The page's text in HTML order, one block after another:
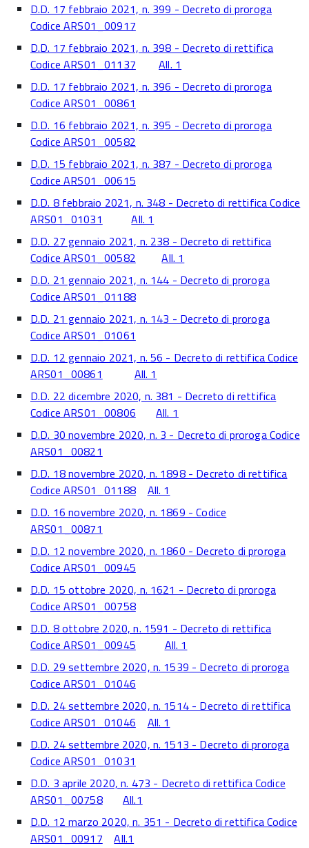
D.D. 17 febbraio 2021, n. 399 - Decreto di proroga
Codice ARS01_00917
D.D. 17 febbraio 2021, n. 398 - Decreto di rettifica
Codice ARS01_01137
All. 1
D.D. 17 febbraio 2021, n. 396 - Decreto di proroga
Codice ARS01_00861
D.D. 16 febbraio 2021, n. 395 - Decreto di proroga
Codice ARS01_00582
D.D. 15 febbraio 2021, n. 387 - Decreto di proroga
Codice ARS01_00615
D.D. 8 febbraio 2021, n. 348 - Decreto di rettifica Codice
ARS01_01031
All. 1
D.D. 27 gennaio 2021, n. 238 - Decreto di rettifica
Codice ARS01_00582
All. 1
D.D. 21 gennaio 2021, n. 144 - Decreto di proroga
Codice ARS01_01188
D.D. 21 gennaio 2021, n. 143 - Decreto di proroga
Codice ARS01_01061
D.D. 12 gennaio 2021, n. 56 - Decreto di rettifica Codice
ARS01_00861
All. 1
D.D. 22 dicembre 2020, n. 381 - Decreto di rettifica
Codice ARS01_00806
All. 1
D.D. 30 novembre 2020, n. 3 - Decreto di proroga Codice
ARS01_00821
D.D. 18 novembre 2020, n. 1898 - Decreto di rettifica
Codice ARS01_01188
All. 1
D.D. 16 novembre 2020, n. 1869 - Codice
ARS01_00871
D.D. 12 novembre 2020, n. 1860 - Decreto di proroga
Codice ARS01_00945
D.D. 15 ottobre 2020, n. 1621 - Decreto di proroga
Codice ARS01_00758
D.D. 8 ottobre 2020, n. 1591 - Decreto di rettifica
Codice ARS01_00945
All. 1
D.D. 29 settembre 2020, n. 1539 - Decreto di proroga
Codice ARS01_01046
D.D. 24 settembre 2020, n. 1514 - Decreto di rettifica
Codice ARS01_01046
All. 1
D.D. 24 settembre 2020, n. 1513 - Decreto di proroga
Codice ARS01_01031
D.D. 3 aprile 2020, n. 473 - Decreto di rettifica Codice
ARS01_00758
All.1
D.D. 12 marzo 2020, n. 351 - Decreto di rettifica Codice
ARS01_00917
All.1